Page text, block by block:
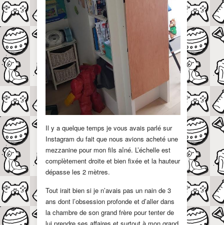
Il y a quelque temps je vous avais parlé sur
Instagram du fait que nous avions acheté une
mezzanine pour mon fils aîné. L’échelle est
complètement droite et bien fixée et la hauteur
dépasse les 2 mètres.
Tout irait bien si je n’avais pas un nain de 3
ans dont l’obsession profonde et d’aller dans
la chambre de son grand frère pour tenter de